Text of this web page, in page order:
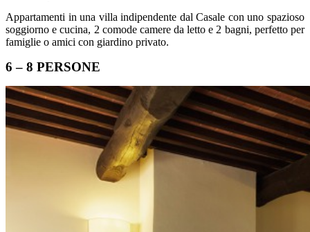
Appartamenti in una villa indipendente dal Casale con uno spazioso
soggiorno e cucina, 2 comode camere da letto e 2 bagni, perfetto per
famiglie o amici con giardino privato.
6 – 8 PERSONE